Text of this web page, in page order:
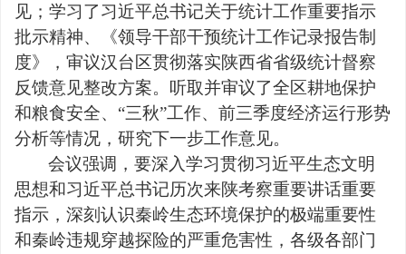
见；学习了习近平总书记关于统计工作重要指示
批示精神、《领导干部干预统计工作记录报告制
度》，审议汉台区贯彻落实陕西省省级统计督察
反馈意见整改方案。听取并审议了全区耕地保护
和粮食安全、“三秋”工作、前三季度经济运行形势
分析等情况，研究下一步工作意见。
会议强调，要深入学习贯彻习近平生态文明
思想和习近平总书记历次来陕考察重要讲话重要
指示，深刻认识秦岭生态环境保护的极端重要性
和秦岭违规穿越探险的严重危害性，各级各部门